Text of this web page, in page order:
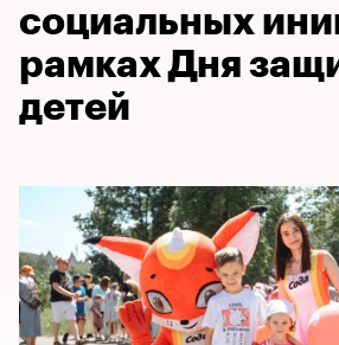
социальных
рамках Дня
детей